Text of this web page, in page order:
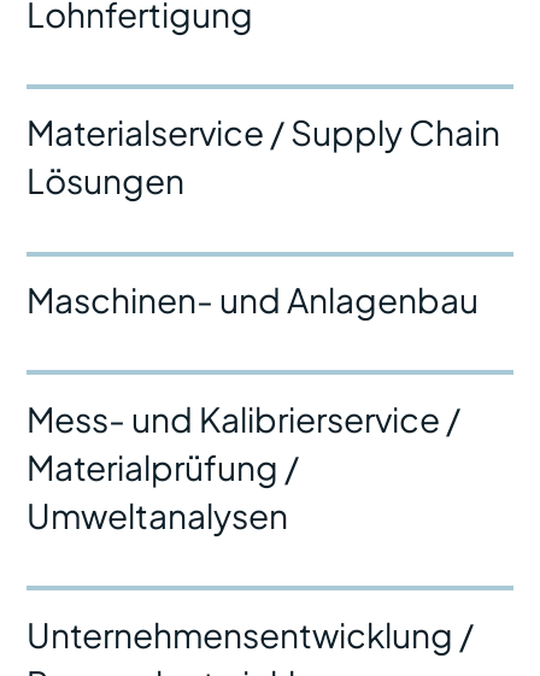
Lohnfertigung
Materialservice / Supply Chain
Lösungen
Maschinen- und Anlagenbau
Mess- und Kalibrierservice /
Materialprüfung /
Umweltanalysen
Unternehmensentwicklung /